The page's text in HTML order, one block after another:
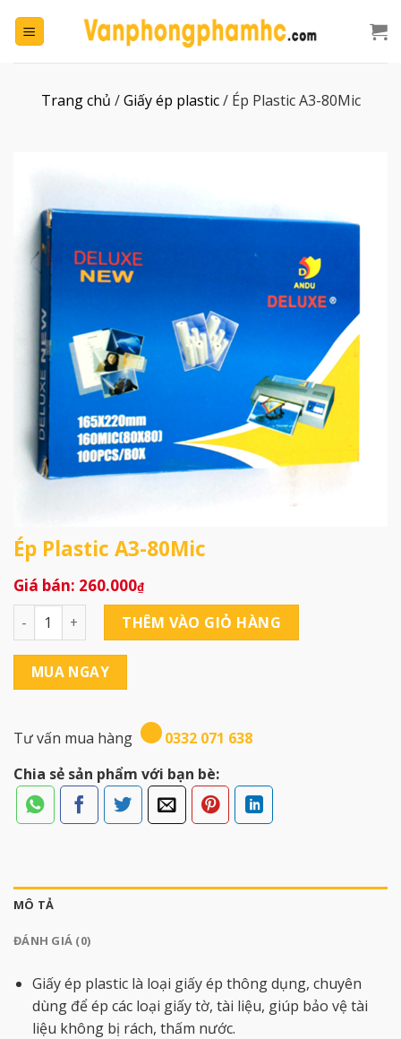
đến
Trang chủ /Giấy ép plastic/ Ép Plastic A3-80Mic
Ép Plastic A3-80Mic
260.000₫
Ép Plastic A3-80Mic số lượngTHÊM VÀO GIỎ HÀNG
MUA NGAY
Tư vấn mua hàng
0332 071 638
Chia sẻ sản phẩm với bạn bè:
MÔ TẢ
ĐÁNH GIÁ (0)
Giấy ép plastic là loại giấy ép thông dụng, chuyên
dùng để ép các loại giấy tờ, tài liệu, giúp bảo vệ tài
liệu không bị rách, thấm nước.